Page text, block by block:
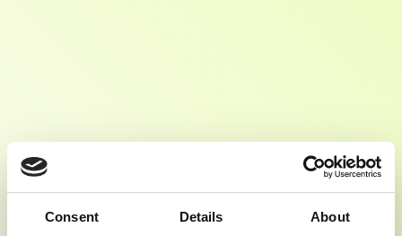
Consent Details About
? MELD JE DIRECT AAN
Innovatie en technologie evolueren sneller dan ooit en jouw rol